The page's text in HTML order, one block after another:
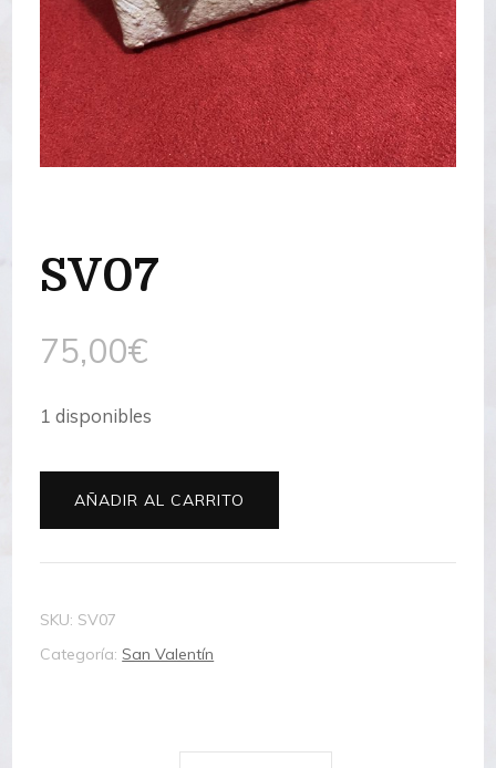
SV07
75,00€
1 disponibles
SV07
cantidad
AÑADIR AL CARRITO
SKU: SV07
Categoría:San Valentín